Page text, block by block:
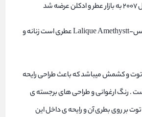
عطر ادکلن لالیک آمیتیس-Lalique Amethystt عطری است زنانه و
و کشمش میباشد که باعث طراحی رایحه
. رنگ ارغوانی و طراحی های برجسته ی
بر روی بطری آن و رایحه ی داخل این